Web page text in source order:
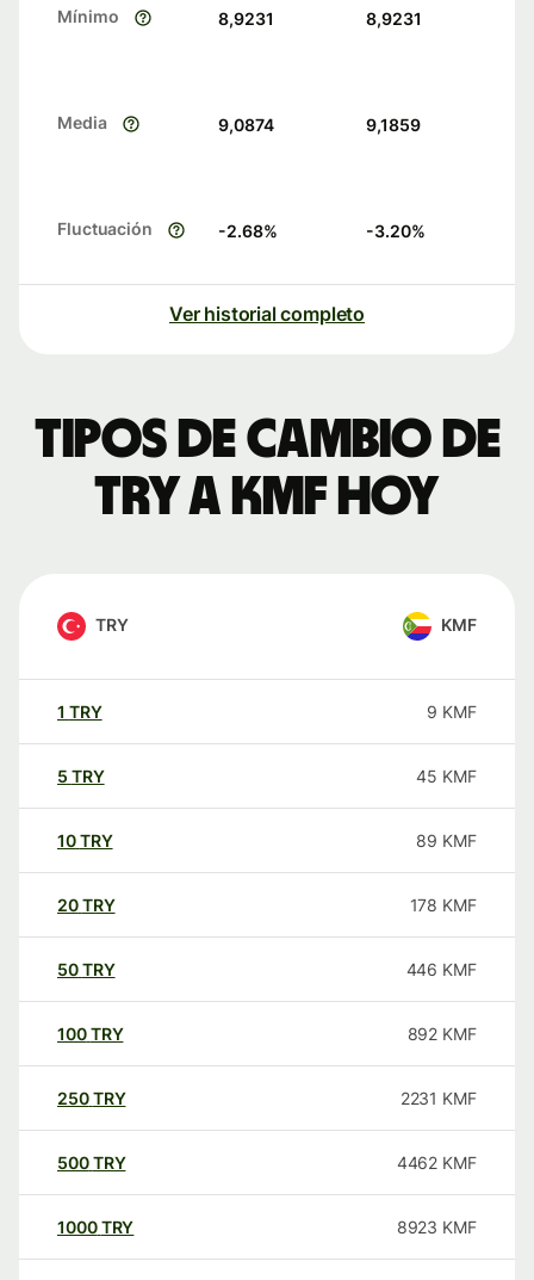
Mínimo 8,9231 8,9231
Media 9,0874 9,1859
Fluctuación -2.68% -3.20%
Ver historial completo
Tipos de cambio de
TRY a KMF hoy
TRY KMF
1 TRY 9 KMF
5 TRY 45 KMF
10TRY 89 KMF
20TRY 178 KMF
50TRY 446 KMF
100TRY 892 KMF
250TRY 2231 KMF
500TRY 4462 KMF
1000TRY 8923 KMF